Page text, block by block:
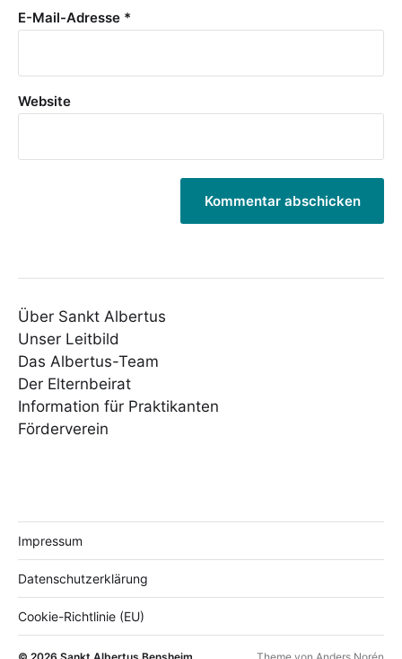
E-Mail-Adresse *
Website
Über Sankt Albertus
Unser Leitbild
Das Albertus-Team
Der Elternbeirat
Information für Praktikanten
Förderverein
Impressum
Datenschutzerklärung
Cookie-Richtlinie (EU)
© 2026 Sankt Albertus Bensheim Theme von Anders Norén